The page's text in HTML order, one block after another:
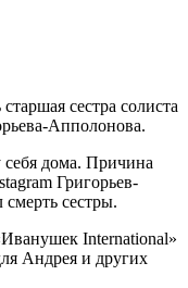
сестра солиста
Апполонова.
дома. Причина
Григорьев-
сестры.
International»
Андрея и других